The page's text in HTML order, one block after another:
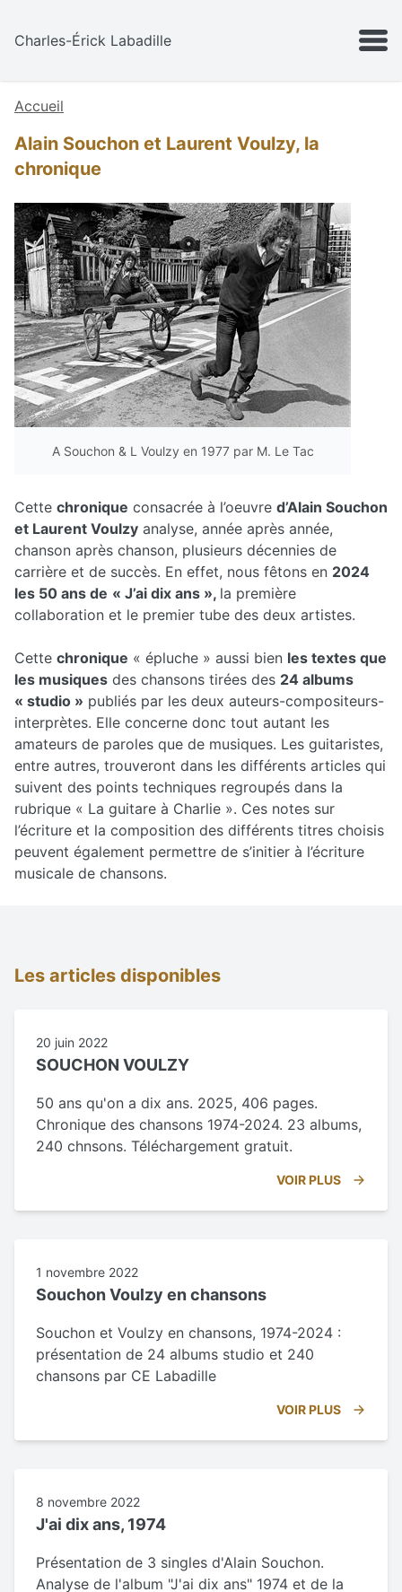
Charles-Érick Labadille
MENU
Accueil
Alain Souchon et Laurent Voulzy, la
chronique
A Souchon & L Voulzy en 1977 par M. Le Tac
Cette chronique consacrée à l’oeuvre d’Alain Souchon
et Laurent Voulzy analyse, année après année,
chanson après chanson, plusieurs décennies de
carrière et de succès. En effet, nous fêtons en 2024
les 50 ans de « J’ai dix ans », la première
collaboration et le premier tube des deux artistes.
Cette chronique « épluche » aussi bien les textes que
les musiques des chansons tirées des 24 albums
« studio » publiés par les deux auteurs-compositeurs-
interprètes. Elle concerne donc tout autant les
amateurs de paroles que de musiques. Les guitaristes,
entre autres, trouveront dans les différents articles qui
suivent des points techniques regroupés dans la
rubrique « La guitare à Charlie ». Ces notes sur
l’écriture et la composition des différents titres choisis
peuvent également permettre de s’initier à l’écriture
musicale de chansons.
Les articles disponibles
20 juin 2022
SOUCHON VOULZY
50 ans qu'on a dix ans. 2025, 406 pages.
Chronique des chansons 1974-2024. 23 albums,
240 chnsons. Téléchargement gratuit.
VOIR PLUS
1 novembre 2022
Souchon Voulzy en chansons
Souchon et Voulzy en chansons, 1974-2024 :
présentation de 24 albums studio et 240
chansons par CE Labadille
VOIR PLUS
8 novembre 2022
J'ai dix ans, 1974
Présentation de 3 singles d'Alain Souchon.
Analyse de l'album "J'ai dix ans" 1974 et de la